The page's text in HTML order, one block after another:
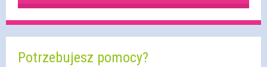
Potrzebujesz pomocy?